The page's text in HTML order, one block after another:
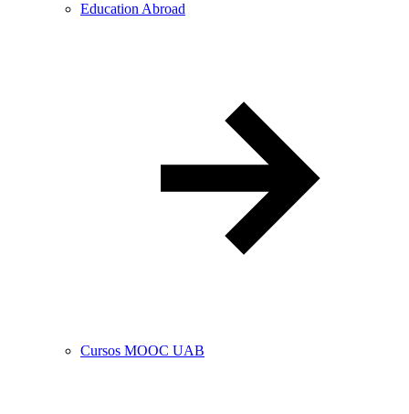
Education Abroad
Cursos MOOC UAB